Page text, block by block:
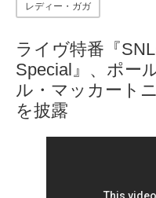
レディー・ガガ
ライヴ特番『
Special』、ポー
ル・マッカート
を披露